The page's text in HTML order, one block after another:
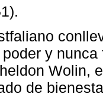
y
Wolin,
de